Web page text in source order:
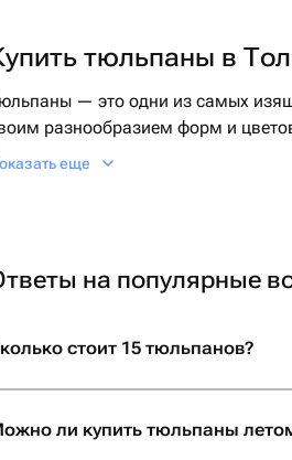
тюльпаны в
— это одни из самых
разнообразием форм и
символизируют весну,
стоит букет тюльпанов в
от 490 руб.
представлены в
желтые, прекрасные
собственный смысл и
еще
на популярные
стоит 15 тюльпанов?
ли купить тюльпаны